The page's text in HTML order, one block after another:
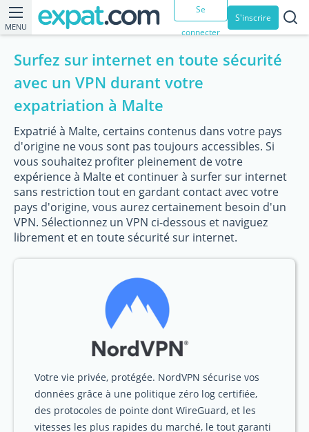
MENU
Se
connecter
S'inscrire
Surfez sur internet en toute sécurité
avec un VPN durant votre
expatriation à Malte
Expatrié à Malte, certains contenus dans votre pays
d'origine ne vous sont pas toujours accessibles. Si
vous souhaitez profiter pleinement de votre
expérience à Malte et continuer à surfer sur internet
sans restriction tout en gardant contact avec votre
pays d'origine, vous aurez certainement besoin d'un
VPN. Sélectionnez un VPN ci-dessous et naviguez
librement et en toute sécurité sur internet.
Votre vie privée, protégée. NordVPN sécurise vos
données grâce à une politique zéro log certifiée,
des protocoles de pointe dont WireGuard, et les
vitesses les plus rapides du marché, le tout garanti